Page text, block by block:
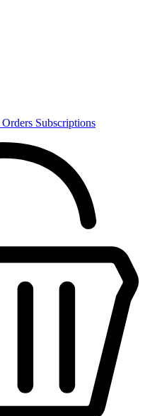
Orders Subscriptions